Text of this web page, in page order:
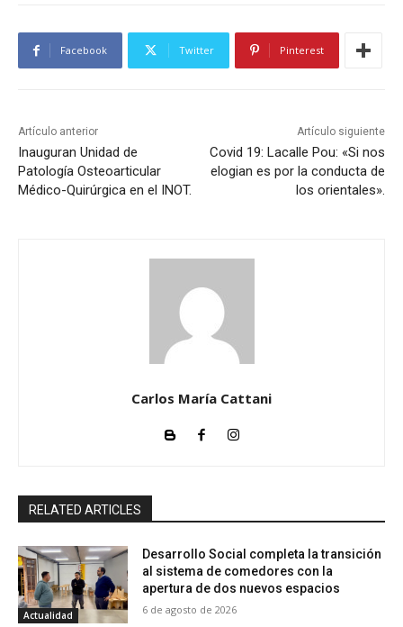
Facebook Twitter Pinterest
Artículo anterior
Inauguran Unidad de
Patología Osteoarticular
Médico-Quirúrgica en el INOT.
Artículo siguiente
Covid 19: Lacalle Pou: «Si nos
elogian es por la conducta de
los orientales».
Carlos María Cattani
RELATED ARTICLES
Actualidad
Desarrollo Social completa la transición
al sistema de comedores con la
apertura de dos nuevos espacios
6 de agosto de 2026